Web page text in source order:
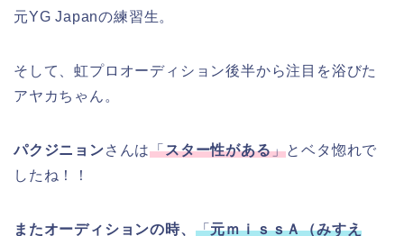
元YG Japanの練習生。
そして、虹プロオーディション後半から注目を浴びた
アヤカちゃん。
パクジニョンさんは「スター性がある」とベタ惚れで
したね！！
またオーディションの時、 「元ｍｉｓｓＡ（みすえ